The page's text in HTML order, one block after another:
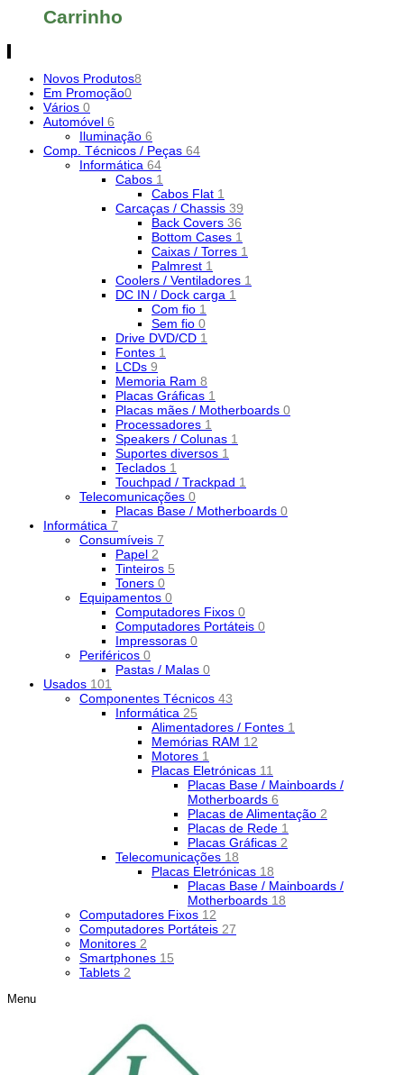
Carrinho
Novos Produtos8
Em Promoção0
Vários 0
Automóvel 6
Iluminação 6
Comp. Técnicos / Peças 64
Informática 64
Cabos 1
Cabos Flat 1
Carcaças / Chassis 39
Back Covers 36
Bottom Cases 1
Caixas / Torres 1
Palmrest 1
Coolers / Ventiladores 1
DC IN / Dock carga 1
Com fio 1
Sem fio 0
Drive DVD/CD 1
Fontes 1
LCDs 9
Memoria Ram 8
Placas Gráficas 1
Placas mães / Motherboards 0
Processadores 1
Speakers / Colunas 1
Suportes diversos 1
Teclados 1
Touchpad / Trackpad 1
Telecomunicações 0
Placas Base / Motherboards 0
Informática 7
Consumíveis 7
Papel 2
Tinteiros 5
Toners 0
Equipamentos 0
Computadores Fixos 0
Computadores Portáteis 0
Impressoras 0
Periféricos 0
Pastas / Malas 0
Usados 101
Componentes Técnicos 43
Informática 25
Alimentadores / Fontes 1
Memórias RAM 12
Motores 1
Placas Eletrónicas 11
Placas Base / Mainboards /
Motherboards 6
Placas de Alimentação 2
Placas de Rede 1
Placas Gráficas 2
Telecomunicações 18
Placas Eletrónicas 18
Placas Base / Mainboards /
Motherboards 18
Computadores Fixos 12
Computadores Portáteis 27
Monitores 2
Smartphones 15
Tablets 2
Menu